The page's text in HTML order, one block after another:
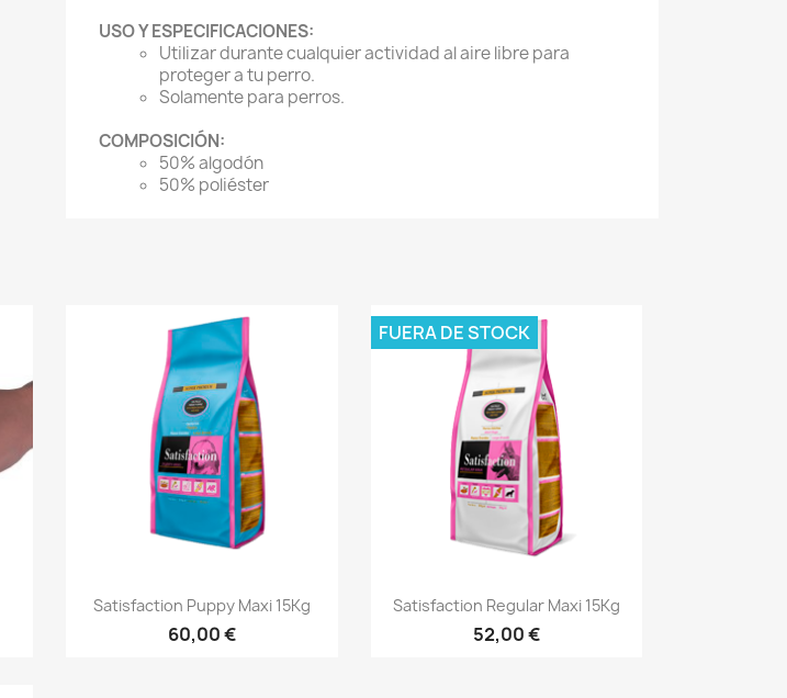
USO Y ESPECIFICACIONES:
Utilizar durante cualquier actividad al aire libre para
proteger a tu perro.
Solamente para perros.
COMPOSICIÓN:
50% algodón
50% poliéster
Vista rápida
Satisfaction Puppy Maxi 15Kg
60,00 €
Vista rápida
Satisfaction Regular Maxi 15Kg
52,00 €
FUERA DE STOCK